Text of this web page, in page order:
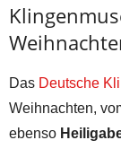
Das Deutsche
Weihnachten,
ebenso